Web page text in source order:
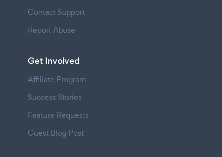
Contact Support
Report Abuse
Get Involved
Affiliate Program
Success Stories
Feature Requests
Guest Blog Post